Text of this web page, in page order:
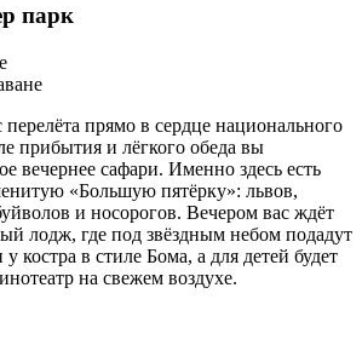
парк
перелёта прямо в сердце национального
прибытия и лёгкого обеда вы
вечернее сафари. Именно здесь есть
«Большую пятёрку»: львов,
и носорогов. Вечером вас ждёт
лодж, где под звёздным небом подадут
костра в стиле Бома, а для детей будет
на свежем воздухе.